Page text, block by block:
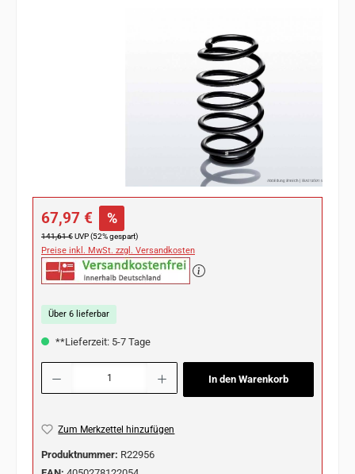
Verkaufspreis:
67,97 € %
Regulärer Preis:
141,61 €UVP (52% gespart)
Preise inkl. MwSt. zzgl. Versandkosten
Über 6 lieferbar
**Lieferzeit: 5-7 Tage
Produkt Anzahl: Gib den gewünschten Wert ein oder benutze die Schaltflächen
In den Warenkorb
Zum Merkzettel hinzufügen
Produktnummer: R22956